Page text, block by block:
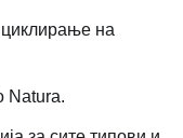
на
Natura.